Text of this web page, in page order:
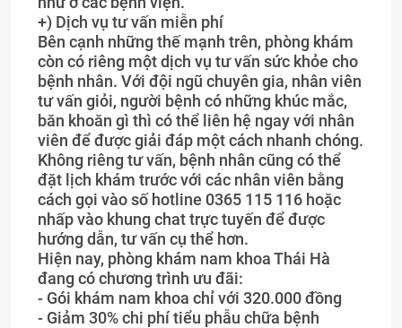
+) Dịch vụ tư vấn miễn phí
Bên cạnh những thế mạnh trên, phòng khám
còn có riêng một dịch vụ tư vấn sức khỏe cho
bệnh nhân. Với đội ngũ chuyên gia, nhân viên
tư vấn giỏi, người bệnh có những khúc mắc,
băn khoăn gì thì có thể liên hệ ngay với nhân
viên để được giải đáp một cách nhanh chóng.
Không riêng tư vấn, bệnh nhân cũng có thể
đặt lịch khám trước với các nhân viên bằng
cách gọi vào số hotline 0365 115 116 hoặc
nhấp vào khung chat trực tuyến để được
hướng dẫn, tư vấn cụ thể hơn.
Hiện nay, phòng khám nam khoa Thái Hà
đang có chương trình ưu đãi:
- Gói khám nam khoa chỉ với 320.000 đồng
- Giảm 30% chi phí tiểu phẫu chữa bệnh